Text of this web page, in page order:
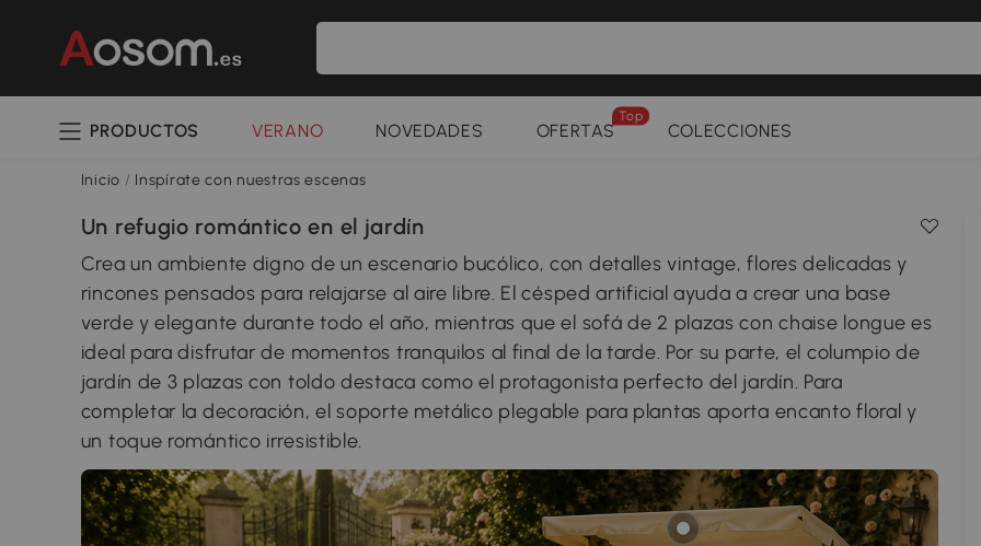
PRODUCTOS VERANO NOVEDADES OFERTAS
Top
COLECCIONES
Inicio / Inspírate con nuestras escenas
Un refugio romántico en el jardín
Crea un ambiente digno de un escenario bucólico, con detalles vintage, flores delicadas y
rincones pensados para relajarse al aire libre. El césped artificial ayuda a crear una base
verde y elegante durante todo el año, mientras que el sofá de 2 plazas con chaise longue es
ideal para disfrutar de momentos tranquilos al final de la tarde. Por su parte, el columpio de
jardín de 3 plazas con toldo destaca como el protagonista perfecto del jardín. Para
completar la decoración, el soporte metálico plegable para plantas aporta encanto floral y
un toque romántico irresistible.